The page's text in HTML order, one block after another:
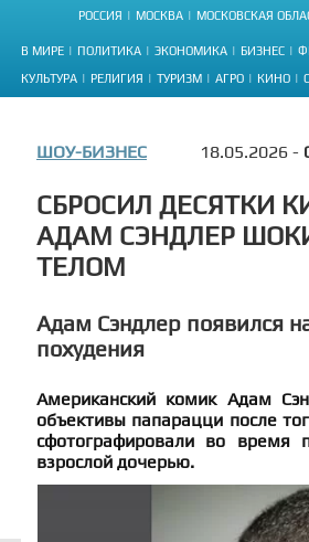
РОССИЯ МОСКВА МОСКОВСКАЯ
В МИРЕ ПОЛИТИКА ЭКОНОМИКА БИЗНЕС
КУЛЬТУРА РЕЛИГИЯ ТУРИЗМ АГРО КИНО
ШОУ-БИЗНЕС 18.05.2026 -
СБРОСИЛ ДЕСЯТКИ
АДАМ СЭНДЛЕР
ТЕЛОМ
Адам Сэндлер появился
похудения
Американский комик Адам
объективы папарацци после
сфотографировали во время
взрослой дочерью.